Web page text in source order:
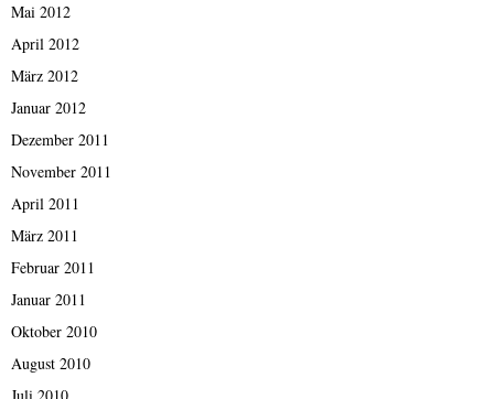
Mai 2012
April 2012
März 2012
Januar 2012
Dezember 2011
November 2011
April 2011
März 2011
Februar 2011
Januar 2011
Oktober 2010
August 2010